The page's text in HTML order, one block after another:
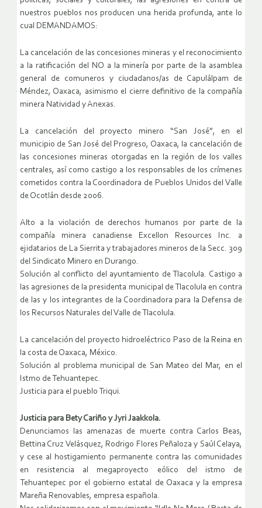
nuestros pueblos nos producen una herida profunda, ante lo
cual DEMANDAMOS:
La cancelación de las concesiones mineras y el reconocimiento
a la ratificación del NO a la minería por parte de la asamblea
general de comuneros y ciudadanos/as de Capulálpam de
Méndez, Oaxaca, asimismo el cierre definitivo de la compañía
minera Natividad y Anexas.
La cancelación del proyecto minero “San José”, en el
municipio de San José del Progreso, Oaxaca, la cancelación de
las concesiones mineras otorgadas en la región de los valles
centrales, así como castigo a los responsables de los crímenes
cometidos contra la Coordinadora de Pueblos Unidos del Valle
de Ocotlán desde 2006.
Alto a la violación de derechos humanos por parte de la
compañía minera canadiense Excellon Resources Inc. a
ejidatarios de La Sierrita y trabajadores mineros de la Secc. 309
del Sindicato Minero en Durango.
Solución al conflicto del ayuntamiento de Tlacolula. Castigo a
las agresiones de la presidenta municipal de Tlacolula en contra
de las y los integrantes de la Coordinadora para la Defensa de
los Recursos Naturales del Valle de Tlacolula.
La cancelación del proyecto hidroeléctrico Paso de la Reina en
la costa de Oaxaca, México.
Solución al problema municipal de San Mateo del Mar, en el
Istmo de Tehuantepec.
Justicia para el pueblo Triqui.
Justicia para Bety Cariño y Jyri Jaakkola.
Denunciamos las amenazas de muerte contra Carlos Beas,
Bettina Cruz Velásquez, Rodrigo Flores Peñaloza y Saúl Celaya,
y cese al hostigamiento permanente contra las comunidades
en resistencia al megaproyecto eólico del istmo de
Tehuantepec por el gobierno estatal de Oaxaca y la empresa
Mareña Renovables, empresa española.